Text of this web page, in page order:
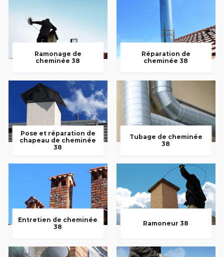
Ramonage de
cheminée 38
Réparation de
cheminée 38
Pose et réparation de
chapeau de cheminée
38
Tubage de cheminée
38
Entretien de cheminée
38
Ramoneur 38